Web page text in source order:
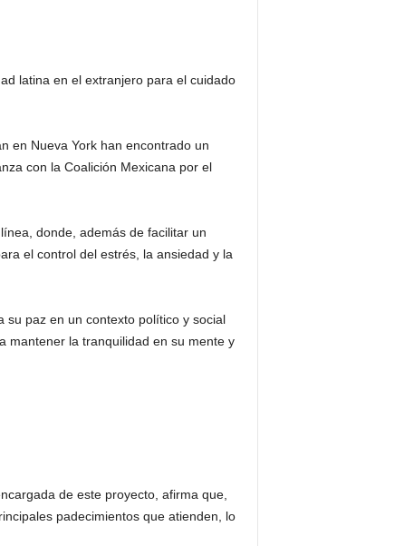
latina en el extranjero para el cuidado
en Nueva York han encontrado un
con la Coalición Mexicana por el
donde, además de facilitar un
el control del estrés, la ansiedad y la
su paz en un contexto político y social
mantener la tranquilidad en su mente y
de este proyecto, afirma que,
padecimientos que atienden, lo